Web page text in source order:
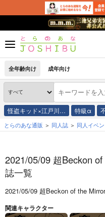
全年齢向け 成年向け
怪盗キッド×江戸川… 特級α
とらのあな通販 同人誌 同人イベ
2021/05/09 超Beckon
誌一覧
2021/05/09 超Beckon of the
関連キャラクター